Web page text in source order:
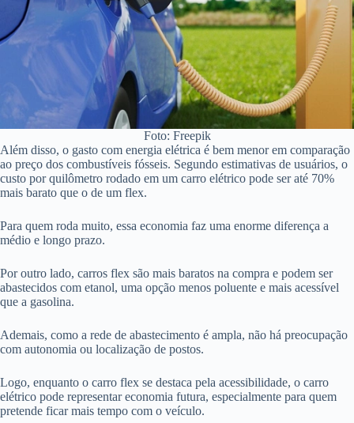
Foto: Freepik
Além disso, o gasto com energia elétrica é bem menor em comparação
ao preço dos combustíveis fósseis. Segundo estimativas de usuários, o
custo por quilômetro rodado em um carro elétrico pode ser até 70%
mais barato que o de um flex.
Para quem roda muito, essa economia faz uma enorme diferença a
médio e longo prazo.
Por outro lado, carros flex são mais baratos na compra e podem ser
abastecidos com etanol, uma opção menos poluente e mais acessível
que a gasolina.
Ademais, como a rede de abastecimento é ampla, não há preocupação
com autonomia ou localização de postos.
Logo, enquanto o carro flex se destaca pela acessibilidade, o carro
elétrico pode representar economia futura, especialmente para quem
pretende ficar mais tempo com o veículo.